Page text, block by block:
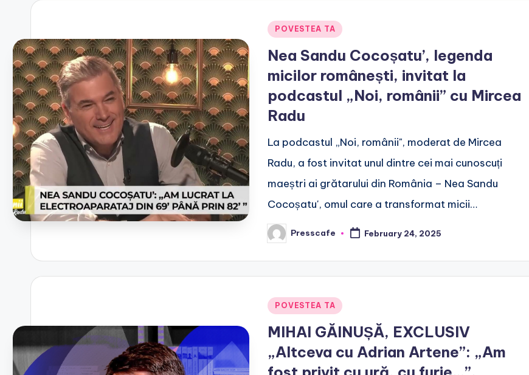
Posted
POVESTEA TA
Nea Sandu Cocoșatu’, legenda
micilor românești, invitat la
podcastul „Noi, românii” cu Mircea
Radu
La podcastul „Noi, românii", moderat de Mircea
Radu, a fost invitat unul dintre cei mai cunoscuți
maeștri ai grătarului din România – Nea Sandu
Cocoșatu', omul care a transformat micii…
Posted
by
Presscafe February 24, 2025
Posted
POVESTEA TA
MIHAI GĂINUȘĂ, EXCLUSIV
„Altceva cu Adrian Artene”: „Am